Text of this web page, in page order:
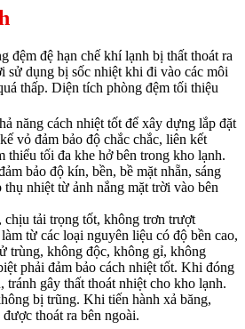
đệm đệ hạn chế khí lạnh bị thất thoát ra
sử dụng bị sốc nhiệt khi đi vào các môi
thấp. Diện tích phòng đệm tối thiệu
năng cách nhiệt tốt để xây dựng lắp đặt
vỏ đảm bảo độ chắc chắc, liên kết
thiểu tối đa khe hở bên trong kho lạnh.
bảo độ kín, bền, bề mặt nhẵn, sáng
thụ nhiệt từ ảnh nắng mặt trời vào bên
chịu tải trọng tốt, không trơn trượt
từ các loại nguyên liệu có độ bền cao,
trùng, không độc, không gỉ, không
phải đảm bảo cách nhiệt tốt. Khi đóng
tránh gây thất thoát nhiệt cho kho lạnh.
bị trũng. Khi tiến hành xả băng,
thoát ra bên ngoài.